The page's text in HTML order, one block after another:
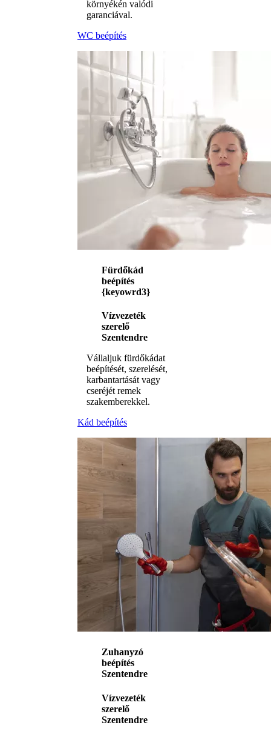
környékén valódi
garanciával.
WC beépítés
Fürdőkád
beépítés
{keyowrd3}
Vízvezeték
szerelő
Szentendre
Vállaljuk fürdőkádat
beépítését, szerelését,
karbantartását vagy
cseréjét remek
szakemberekkel.
Kád beépítés
Zuhanyzó
beépítés
Szentendre
Vízvezeték
szerelő
Szentendre